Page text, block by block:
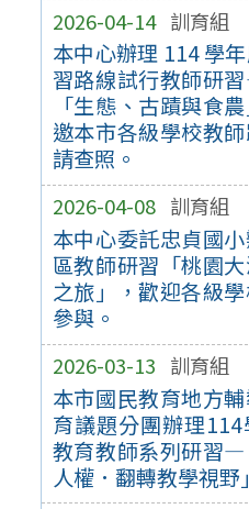
2026-04-14 訓育組
本中心辦理 114 學
習路線試行教師研
「生態、古蹟與食
邀本市各級學校教師
請查照。
2026-04-08 訓育組
本中心委託忠貞國
區教師研習「桃園
之旅」，歡迎各級
參與。
2026-03-13 訓育組
本市國民教育地方
育議題分團辦理
教育教師系列研習
人權．翻轉教學視野